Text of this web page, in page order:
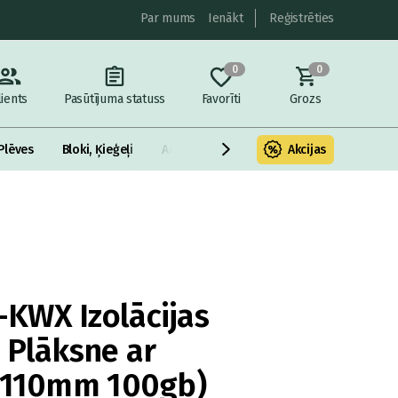
Par mums Ienākt Reģistrēties
Pasūtījuma statuss
0
Favorīti
0
Grozs
Bloki, Ķieģeļi Armatūra un metāls Fasādes
Akcijas
KWX Izolācijas
ar
100gb)